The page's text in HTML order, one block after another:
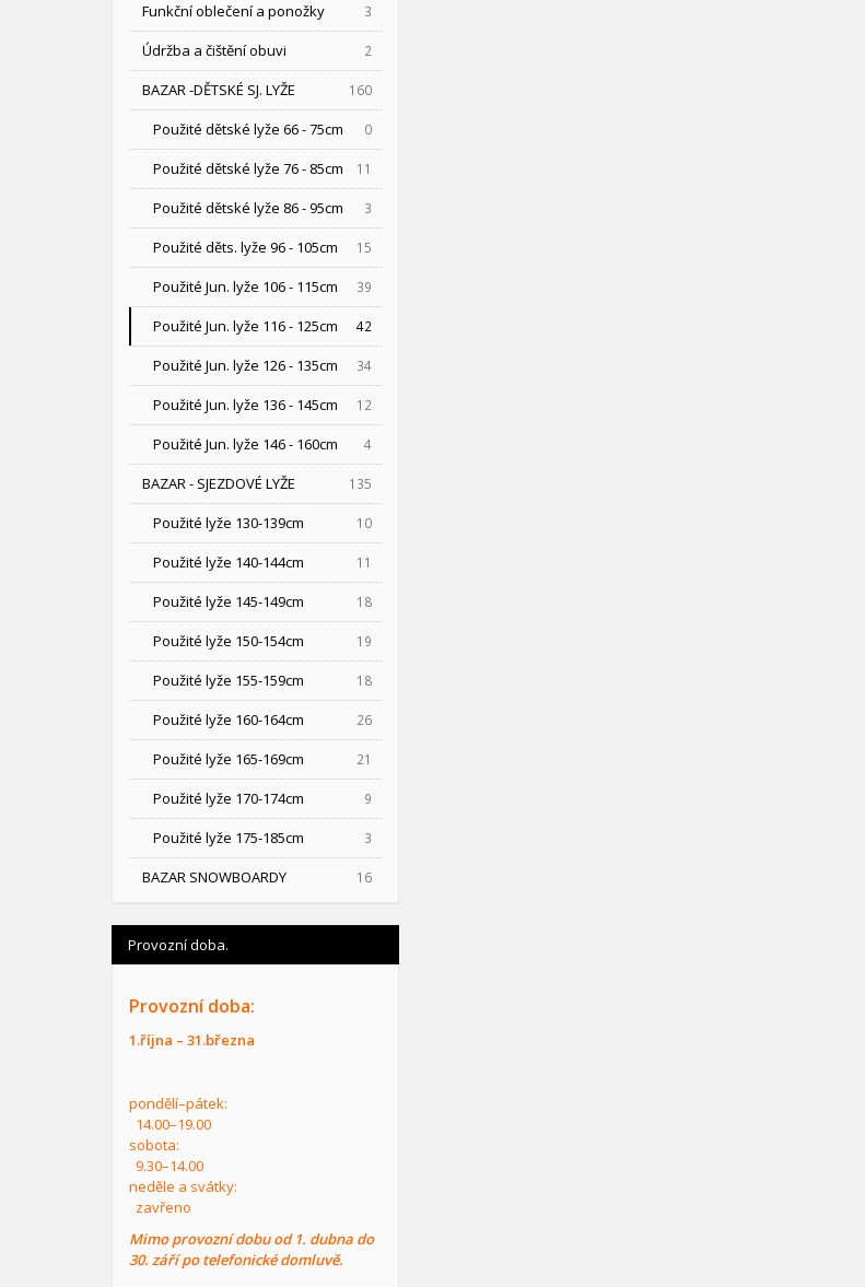
Funkční oblečení a ponožky 3
Údržba a čištění obuvi 2
BAZAR -DĚTSKÉ SJ. LYŽE 160
Použité dětské lyže 66 - 75cm 0
Použité dětské lyže 76 - 85cm 11
Použité dětské lyže 86 - 95cm 3
Použité děts. lyže 96 - 105cm 15
Použité Jun. lyže 106 - 115cm 39
Použité Jun. lyže 116 - 125cm 42
Použité Jun. lyže 126 - 135cm 34
Použité Jun. lyže 136 - 145cm 12
Použité Jun. lyže 146 - 160cm 4
BAZAR - SJEZDOVÉ LYŽE 135
Použité lyže 130-139cm 10
Použité lyže 140-144cm 11
Použité lyže 145-149cm 18
Použité lyže 150-154cm 19
Použité lyže 155-159cm 18
Použité lyže 160-164cm 26
Použité lyže 165-169cm 21
Použité lyže 170-174cm 9
Použité lyže 175-185cm 3
BAZAR SNOWBOARDY 16
Provozní doba.
Provozní doba:
1.října – 31.března
pondělí–pátek:
14.00–19.00
sobota:
9.30–14.00
neděle a svátky:
zavřeno
Mimo provozní dobu od 1. dubna do
30. září po telefonické domluvě.